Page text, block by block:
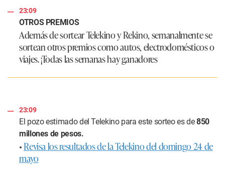
23:09
OTROS PREMIOS
Además de sortear Telekino y Rekino, semanalmente se
sortean otros premios como autos, electrodomésticos o
viajes. ¡Todas las semanas hay ganadores
23:09
El pozo estimado delTelekinopara este sorteo es de850
millones de pesos.
•Revisa los resultados de la Telekino del domingo 24 de
mayo